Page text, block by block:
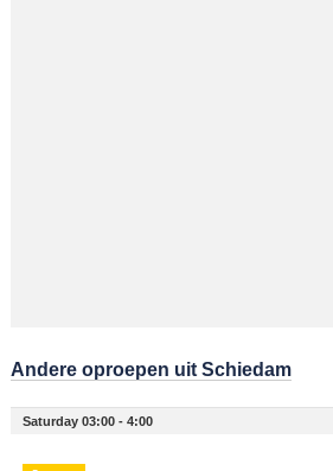
Andere oproepen uit Schiedam
Saturday 03:00 - 4:00